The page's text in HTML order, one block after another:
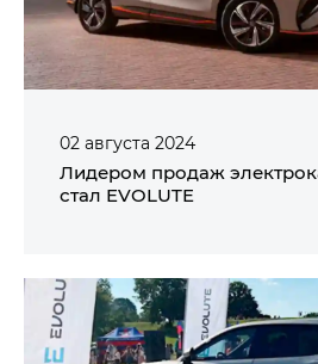
02 августа 2024
Лидером продаж
стал EVOLUTE